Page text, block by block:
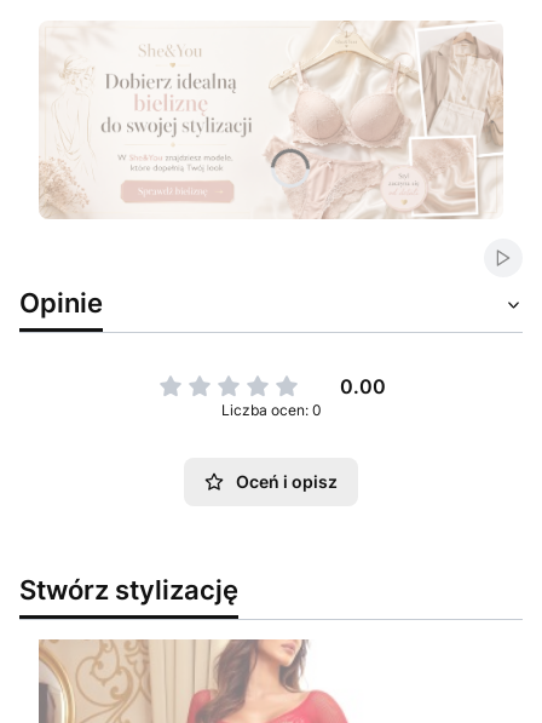
Opinie
0.00
Liczba ocen: 0
Oceń i opisz
Stwórz stylizację